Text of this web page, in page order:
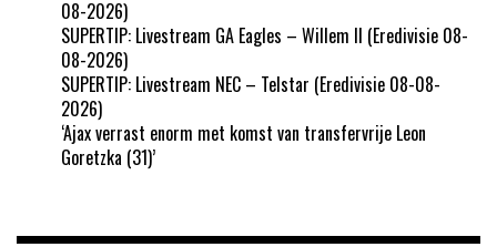
08-2026)
SUPERTIP: Livestream GA Eagles – Willem II (Eredivisie 08-
08-2026)
SUPERTIP: Livestream NEC – Telstar (Eredivisie 08-08-
2026)
‘Ajax verrast enorm met komst van transfervrije Leon
Goretzka (31)’